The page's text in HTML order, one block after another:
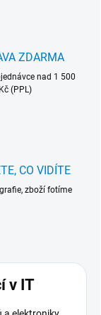
ZDARMA
nad 1 500
Kč (PPL)
CO VIDÍTE
zboží fotíme
v IT